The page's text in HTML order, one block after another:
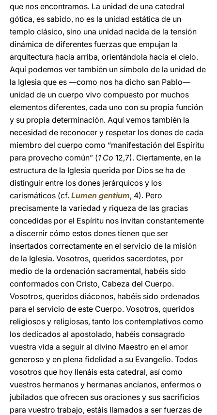
que nos encontramos. La unidad de una catedral
gótica, es sabido, no es la unidad estática de un
templo clásico, sino una unidad nacida de la tensión
dinámica de diferentes fuerzas que empujan la
arquitectura hacia arriba, orientándola hacia el cielo.
Aquí podemos ver también un símbolo de la unidad de
la Iglesia que es —como nos ha dicho san Pablo—
unidad de un cuerpo vivo compuesto por muchos
elementos diferentes, cada uno con su propia función
y su propia determinación. Aquí vemos también la
necesidad de reconocer y respetar los dones de cada
miembro del cuerpo como “manifestación del Espíritu
para provecho común” (1 Co 12,7). Ciertamente, en la
estructura de la Iglesia querida por Dios se ha de
distinguir entre los dones jerárquicos y los
carismáticos (cf. Lumen gentium, 4). Pero
precisamente la variedad y riqueza de las gracias
concedidas por el Espíritu nos invitan constantemente
a discernir cómo estos dones tienen que ser
insertados correctamente en el servicio de la misión
de la Iglesia. Vosotros, queridos sacerdotes, por
medio de la ordenación sacramental, habéis sido
conformados con Cristo, Cabeza del Cuerpo.
Vosotros, queridos diáconos, habéis sido ordenados
para el servicio de este Cuerpo. Vosotros, queridos
religiosos y religiosas, tanto los contemplativos como
los dedicados al apostolado, habéis consagrado
vuestra vida a seguir al divino Maestro en el amor
generoso y en plena fidelidad a su Evangelio. Todos
vosotros que hoy llenáis esta catedral, así como
vuestros hermanos y hermanas ancianos, enfermos o
jubilados que ofrecen sus oraciones y sus sacrificios
para vuestro trabajo, estáis llamados a ser fuerzas de